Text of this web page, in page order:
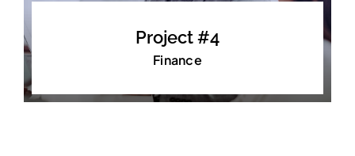
Project #4
Finance